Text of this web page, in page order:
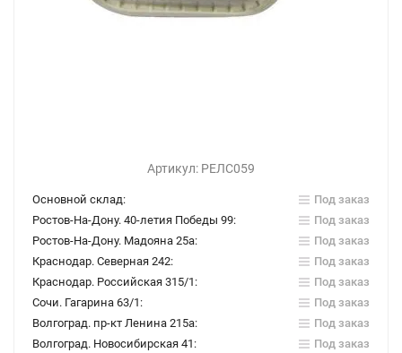
Артикул: РЕЛС059
Основной склад:
Под заказ
Ростов-На-Дону. 40-летия Победы 99:
Под заказ
Ростов-На-Дону. Мадояна 25а:
Под заказ
Краснодар. Северная 242:
Под заказ
Краснодар. Российская 315/1:
Под заказ
Сочи. Гагарина 63/1:
Под заказ
Волгоград. пр-кт Ленина 215а:
Под заказ
Волгоград. Новосибирская 41:
Под заказ